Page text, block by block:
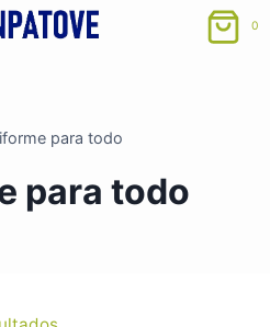
0
para todo
para todo